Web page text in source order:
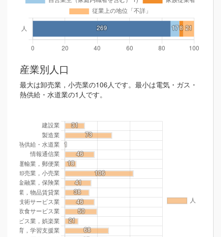
産業別人口
最大は卸売業，小売業の106人です。最小は電気・ガス・
熱供給・水道業の1人です。